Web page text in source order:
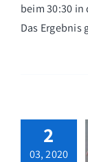
beim 30:30
Das
2
03, 2020